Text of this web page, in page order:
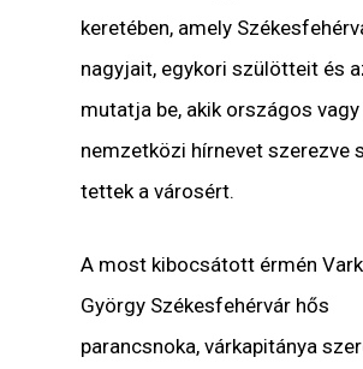
keretében, amely
nagyjait, egykori szülötteit és
mutatja be, akik országos vagy
nemzetközi hírnevet szerezve
tettek a városért.
A most kibocsátott érmén
György Székesfehérvár hős
parancsnoka, várkapitánya